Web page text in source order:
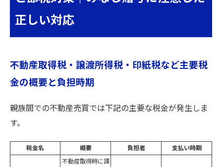
正しい対応
不動産取得税・譲渡所得税・印紙税など主要税
金の概要と負担時期
親族間での不動産売買では下記の主要な税金が発生しま
す。
税金名 概要 負担者 支払い時期
不動産取得時に課